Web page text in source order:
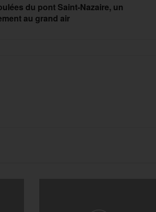
du pont Saint-Nazaire, un
au grand air